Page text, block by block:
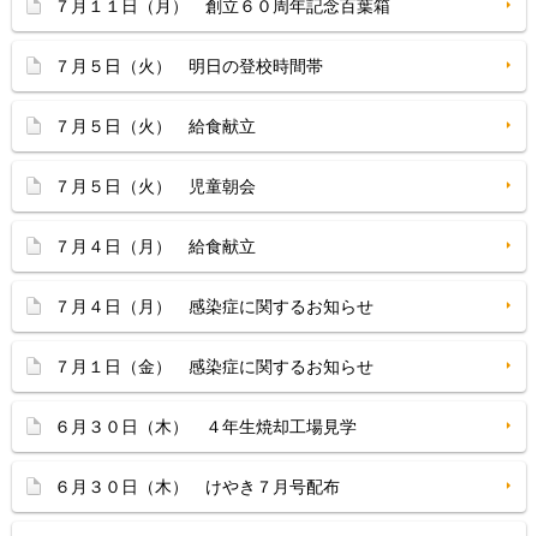
７月１１日（月） 創立６０周年記念百葉箱
７月５日（火） 明日の登校時間帯
７月５日（火） 給食献立
７月５日（火） 児童朝会
７月４日（月） 給食献立
７月４日（月） 感染症に関するお知らせ
７月１日（金） 感染症に関するお知らせ
６月３０日（木） ４年生焼却工場見学
６月３０日（木） けやき７月号配布